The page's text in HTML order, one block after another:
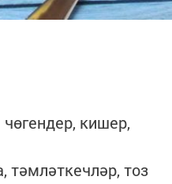
кишер,
тәмләткечләр, тоз